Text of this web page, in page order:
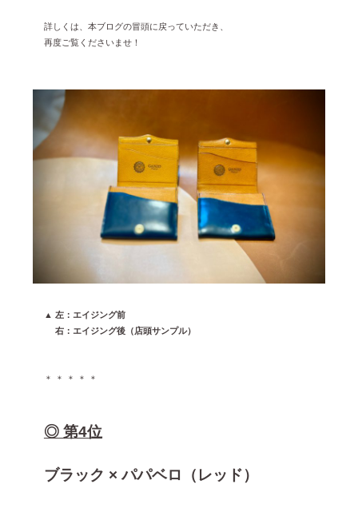
詳しくは、本ブログの冒頭に戻っていただき、
再度ご覧くださいませ！
▲ 左：エイジング前
右：エイジング後（店頭サンプル）
＊ ＊ ＊ ＊ ＊
◎ 第4位
ブラック × パパベロ（レッド）